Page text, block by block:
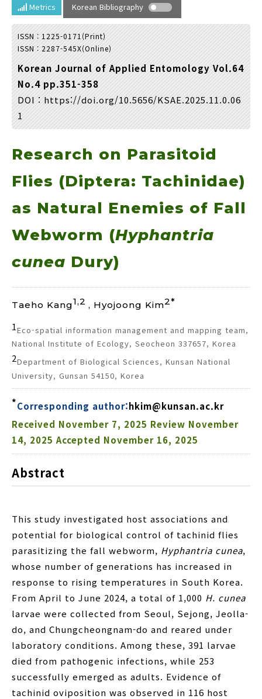
to
Search :
Adode Reader(link)
Metrics Korean Bibliography
ISSN : 1225-0171(Print)
ISSN : 2287-545X(Online)
Korean Journal of Applied Entomology Vol.64
No.4 pp.351-358
DOI : https://doi.org/10.5656/KSAE.2025.11.0.06
1
Research on Parasitoid
Flies (Diptera: Tachinidae)
as Natural Enemies of Fall
Webworm (Hyphantria
cunea Dury)
Taeho Kang1,2 , Hyojoong Kim2*
1Eco-spatial information management and mapping team,
National Institute of Ecology, Seocheon 337657, Korea
2Department of Biological Sciences, Kunsan National
University, Gunsan 54150, Korea
*Corresponding author:hkim@kunsan.ac.kr
Received November 7, 2025 Review November
14, 2025 Accepted November 16, 2025
Abstract
This study investigated host associations and
potential for biological control of tachinid flies
parasitizing the fall webworm, Hyphantria cunea,
whose number of generations has increased in
response to rising temperatures in South Korea.
From April to June 2024, a total of 1,000 H. cunea
larvae were collected from Seoul, Sejong, Jeolla-
do, and Chungcheongnam-do and reared under
laboratory conditions. Among these, 391 larvae
died from pathogenic infections, while 253
successfully emerged as adults. Evidence of
tachinid oviposition was observed in 116 host